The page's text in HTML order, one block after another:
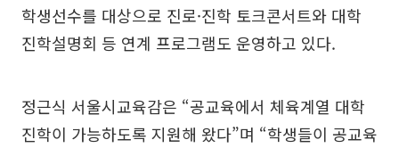
학생선수를 대상으로 진로·진학 토크콘서트와 대학
진학설명회 등 연계 프로그램도 운영하고 있다.
정근식 서울시교육감은 “공교육에서 체육계열 대학
진학이 가능하도록 지원해 왔다”며 “학생들이 공교육